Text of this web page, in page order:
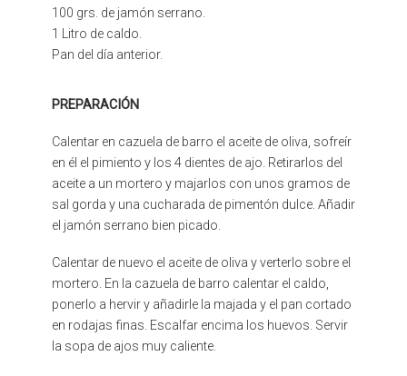
100 grs. de jamón serrano.
1 Litro de caldo.
Pan del día anterior.
PREPARACIÓN
Calentar en cazuela de barro el aceite de oliva, sofreír
en él el pimiento y los 4 dientes de ajo. Retirarlos del
aceite a un mortero y majarlos con unos gramos de
sal gorda y una cucharada de pimentón dulce. Añadir
el jamón serrano bien picado.
Calentar de nuevo el aceite de oliva y verterlo sobre el
mortero. En la cazuela de barro calentar el caldo,
ponerlo a hervir y añadirle la majada y el pan cortado
en rodajas finas. Escalfar encima los huevos. Servir
la sopa de ajos muy caliente.